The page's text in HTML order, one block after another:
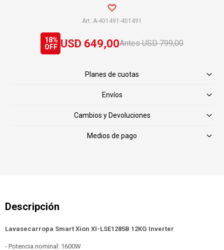
A-401491-401491
USD 649,00 USD 799,00
18
Planes de cuotas
Envíos
Cambios y Devoluciones
Medios de pago
Lavasecarropa Smart Xion XI-LSE1285B 12KG Inverter
- Potencia nominal: 1600W